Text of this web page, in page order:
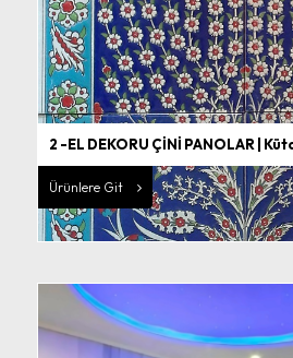
2 -EL DEKORU ÇİNİ PANOLAR |
Ürünlere Git